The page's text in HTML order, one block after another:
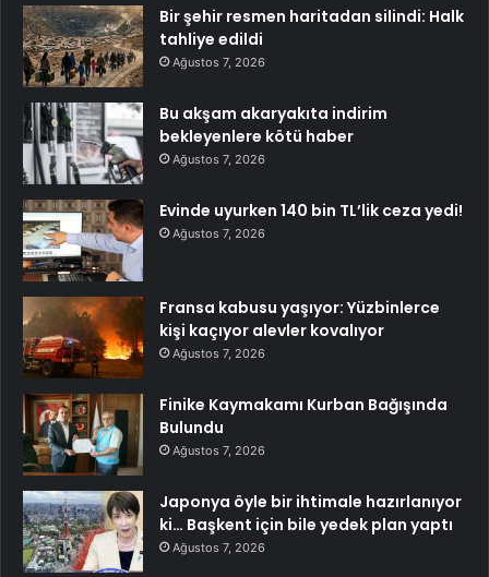
Bir şehir resmen haritadan silindi: Halk
tahliye edildi
Ağustos 7, 2026
Bu akşam akaryakıta indirim
bekleyenlere kötü haber
Ağustos 7, 2026
Evinde uyurken 140 bin TL’lik ceza yedi!
Ağustos 7, 2026
Fransa kabusu yaşıyor: Yüzbinlerce
kişi kaçıyor alevler kovalıyor
Ağustos 7, 2026
Finike Kaymakamı Kurban Bağışında
Bulundu
Ağustos 7, 2026
Japonya öyle bir ihtimale hazırlanıyor
ki… Başkent için bile yedek plan yaptı
Ağustos 7, 2026